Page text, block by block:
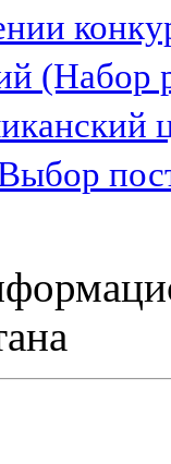
(Набор